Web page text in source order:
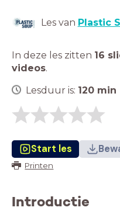
Les van Plastic
In deze les zitten 16
videos.
Lesduur is: 120 min
Start les
Printen
Introductie